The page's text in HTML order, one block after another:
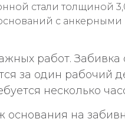
стали толщиной
с анкерными
работ. Забивка
за один рабочий
несколько
основания на